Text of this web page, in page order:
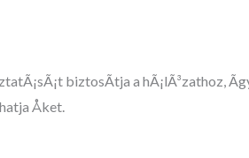
biztosÃ­tja a hÃ¡lÃ³zathoz,
Åket.